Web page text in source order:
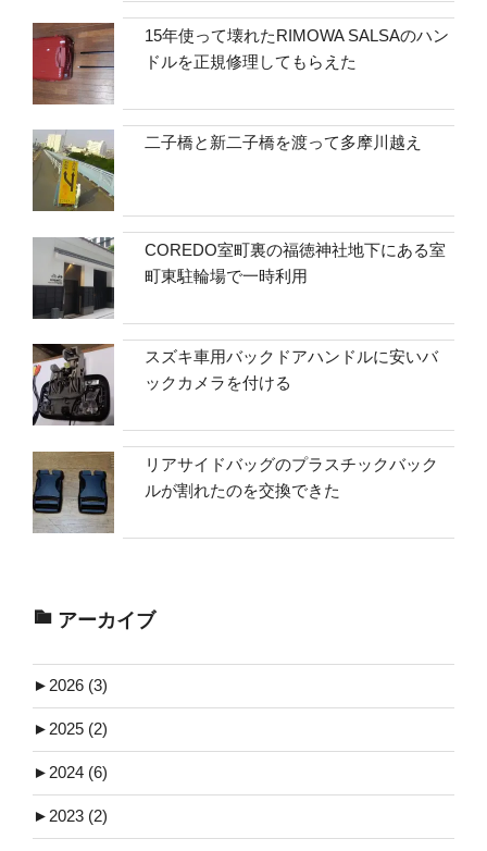
15年使って壊れたRIMOWA SALSAのハン
ドルを正規修理してもらえた
二子橋と新二子橋を渡って多摩川越え
COREDO室町裏の福徳神社地下にある室
町東駐輪場で一時利用
スズキ車用バックドアハンドルに安いバ
ックカメラを付ける
リアサイドバッグのプラスチックバック
ルが割れたのを交換できた
アーカイブ
► 2026 (3)
► 2025 (2)
► 2024 (6)
► 2023 (2)